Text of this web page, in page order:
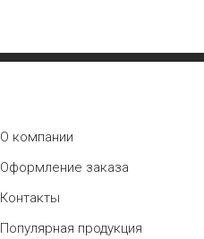
О компании
Оформление заказа
Контакты
Популярная продукция